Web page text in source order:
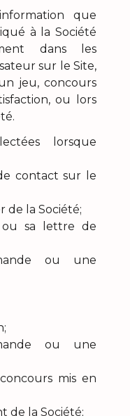
que
à la Société
dans les
sur le Site,
jeu, concours
ou lors
lorsque
contact sur le
de la Société;
ou sa lettre de
ou une
ou une
mis en
de la Société;